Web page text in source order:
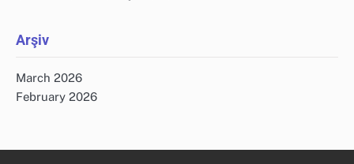
Arşiv
March 2026
February 2026